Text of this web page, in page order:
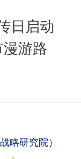
日启动
游路
略研究院）